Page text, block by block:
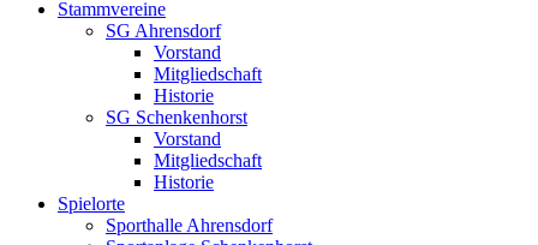
Stammvereine
SG Ahrensdorf
Vorstand
Mitgliedschaft
Historie
SG Schenkenhorst
Vorstand
Mitgliedschaft
Historie
Spielorte
Sporthalle Ahrensdorf